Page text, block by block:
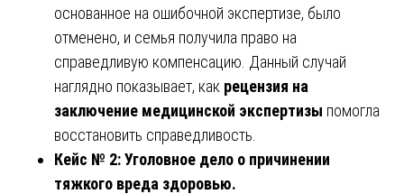
основанное на ошибочной экспертизе, было
отменено, и семья получила право на
справедливую компенсацию. Данный случай
наглядно показывает, как рецензия на
заключение медицинской экспертизы помогла
восстановить справедливость.
Кейс № 2: Уголовное дело о причинении
тяжкого вреда здоровью.